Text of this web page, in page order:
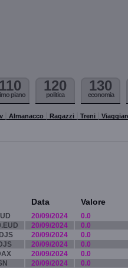
110
piano
120
politica
130
economia
Almanacco Ragazzi Treni
Data Valore
20/09/2024 0.0
20/09/2024 0.0
20/09/2024 0.0
20/09/2024 0.0
20/09/2024 0.0
20/09/2024 0.0